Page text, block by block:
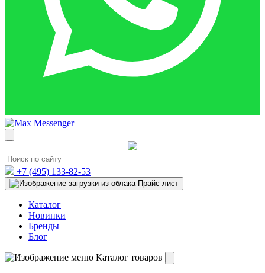
+7 (495) 133-82-53
Прайс лист
Каталог
Новинки
Бренды
Блог
Каталог товаров